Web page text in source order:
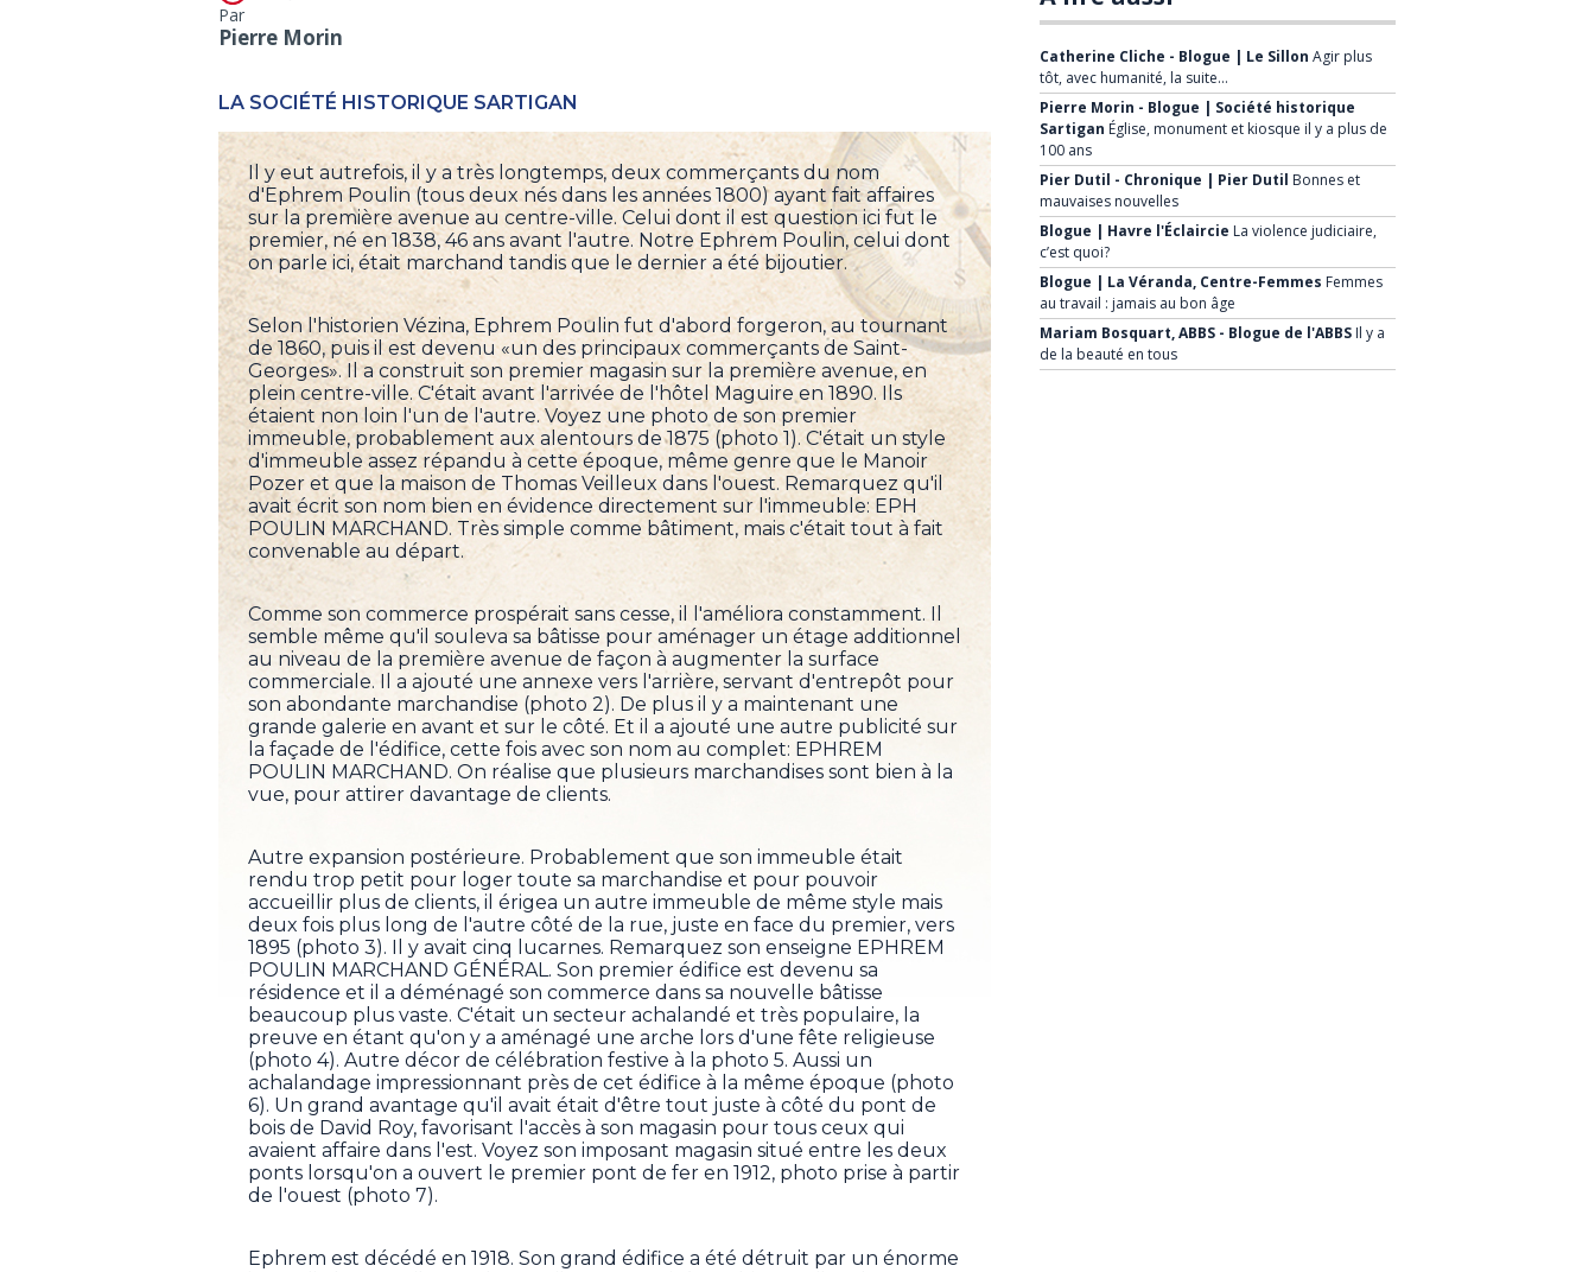
Par
Pierre Morin
LA SOCIÉTÉ HISTORIQUE SARTIGAN
Il y eut autrefois, il y a très longtemps, deux commerçants du nom
d'Ephrem Poulin (tous deux nés dans les années 1800) ayant fait affaires
sur la première avenue au centre-ville. Celui dont il est question ici fut le
premier, né en 1838, 46 ans avant l'autre. Notre Ephrem Poulin, celui dont
on parle ici, était marchand tandis que le dernier a été bijoutier.
Selon l'historien Vézina, Ephrem Poulin fut d'abord forgeron, au tournant
de 1860, puis il est devenu «un des principaux commerçants de Saint-
Georges». Il a construit son premier magasin sur la première avenue, en
plein centre-ville. C'était avant l'arrivée de l'hôtel Maguire en 1890. Ils
étaient non loin l'un de l'autre. Voyez une photo de son premier
immeuble, probablement aux alentours de 1875 (photo 1). C'était un style
d'immeuble assez répandu à cette époque, même genre que le Manoir
Pozer et que la maison de Thomas Veilleux dans l'ouest. Remarquez qu'il
avait écrit son nom bien en évidence directement sur l'immeuble: EPH
POULIN MARCHAND. Très simple comme bâtiment, mais c'était tout à fait
convenable au départ.
Comme son commerce prospérait sans cesse, il l'améliora constamment. Il
semble même qu'il souleva sa bâtisse pour aménager un étage additionnel
au niveau de la première avenue de façon à augmenter la surface
commerciale. Il a ajouté une annexe vers l'arrière, servant d'entrepôt pour
son abondante marchandise (photo 2). De plus il y a maintenant une
grande galerie en avant et sur le côté. Et il a ajouté une autre publicité sur
la façade de l'édifice, cette fois avec son nom au complet: EPHREM
POULIN MARCHAND. On réalise que plusieurs marchandises sont bien à la
vue, pour attirer davantage de clients.
Autre expansion postérieure. Probablement que son immeuble était
rendu trop petit pour loger toute sa marchandise et pour pouvoir
accueillir plus de clients, il érigea un autre immeuble de même style mais
deux fois plus long de l'autre côté de la rue, juste en face du premier, vers
1895 (photo 3). Il y avait cinq lucarnes. Remarquez son enseigne EPHREM
POULIN MARCHAND GÉNÉRAL. Son premier édifice est devenu sa
résidence et il a déménagé son commerce dans sa nouvelle bâtisse
beaucoup plus vaste. C'était un secteur achalandé et très populaire, la
preuve en étant qu'on y a aménagé une arche lors d'une fête religieuse
(photo 4). Autre décor de célébration festive à la photo 5. Aussi un
achalandage impressionnant près de cet édifice à la même époque (photo
6). Un grand avantage qu'il avait était d'être tout juste à côté du pont de
bois de David Roy, favorisant l'accès à son magasin pour tous ceux qui
avaient affaire dans l'est. Voyez son imposant magasin situé entre les deux
ponts lorsqu'on a ouvert le premier pont de fer en 1912, photo prise à partir
de l'ouest (photo 7).
Ephrem est décédé en 1918. Son grand édifice a été détruit par un énorme
historique régional
Mettre en valeur le patrimoine de
la ville et de ses environs
Sensibiliser la population à la
sauvegarde de notre patrimoine
Développer de nouveaux projets à
caractère historique, faire
connaître à la population les
avantages économiques et
culturels de la conservation de nos
Catherine Cliche - Blogue | Le Sillon Agir plus
tôt, avec humanité, la suite…
Pierre Morin - Blogue | Société historique
Sartigan Église, monument et kiosque il y a plus de
100 ans
Pier Dutil - Chronique | Pier Dutil Bonnes et
mauvaises nouvelles
Blogue | Havre l'Éclaircie La violence judiciaire,
c’est quoi?
Blogue | La Véranda, Centre-Femmes Femmes
au travail : jamais au bon âge
Mariam Bosquart, ABBS - Blogue de l'ABBS Il y a
de la beauté en tous